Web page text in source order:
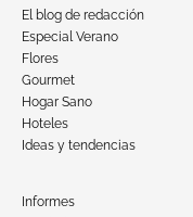
El blog de redacción
Especial Verano
Flores
Gourmet
Hogar Sano
Hoteles
Ideas y tendencias
Informes